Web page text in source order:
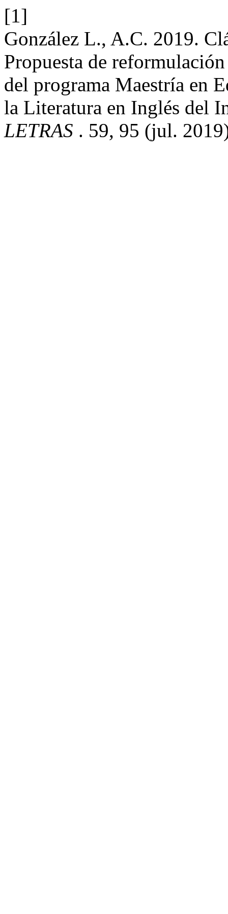
[1]
González L., A.C. 2019.
Propuesta de
del programa Maestría en
la Literatura en Inglés del
LETRAS . 59, 95 (jul.